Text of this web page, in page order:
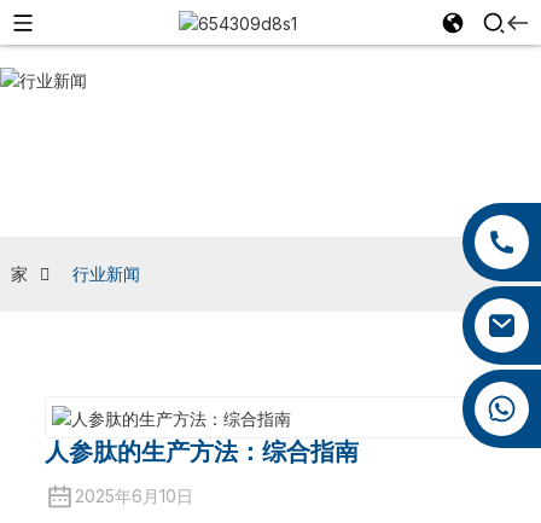
家 行业新闻
人参肽的生产方法：综合指南
2025年6月10日